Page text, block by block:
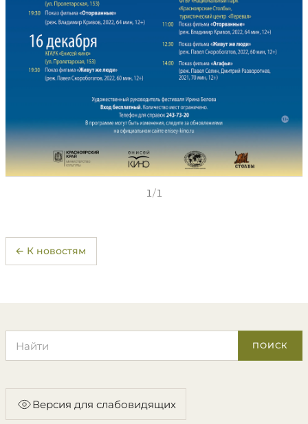
1/1
← К новостям
ПОИСК
Версия для слабовидящих